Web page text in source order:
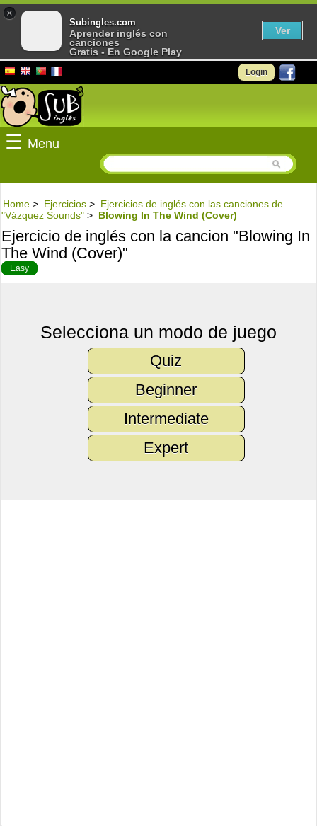
Login
☰ Menu
Home > Ejercicios > Ejercicios de inglés con las canciones de
"Vázquez Sounds" > Blowing In The Wind (Cover)
Ejercicio de inglés con la cancion "Blowing In
The Wind (Cover)"
Easy
Selecciona un modo de juego
Quiz
Beginner
Intermediate
Expert
×
Subingles.com
Aprender inglés con
canciones
Gratis - En Google Play
Ver